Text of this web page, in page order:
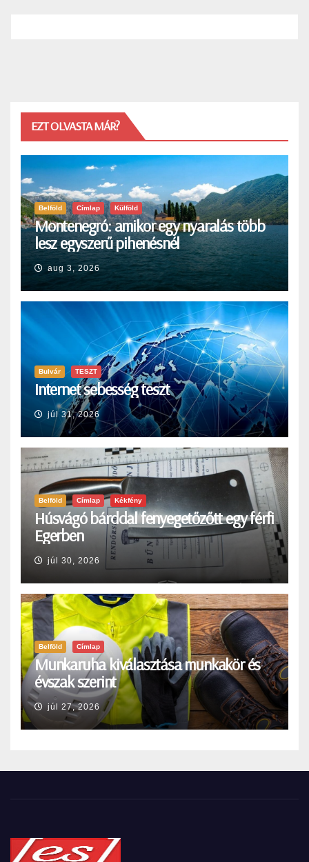
EZT OLVASTA MÁR?
Belföld Címlap Külföld
Montenegró: amikor egy nyaralás több
lesz egyszerű pihenésnél
aug 3, 2026
Bulvár TESZT
Internet sebesség teszt
júl 31, 2026
Belföld Címlap Kékfény
Húsvágó bárddal fenyegetőzőtt egy férfi
Egerben
júl 30, 2026
Belföld Címlap
Munkaruha kiválasztása munkakör és
évszak szerint
júl 27, 2026